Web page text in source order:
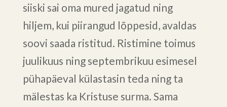
siiski sai oma mured jagatud ning
hiljem, kui piirangud lõppesid, avaldas
soovi saada ristitud. Ristimine toimus
juulikuus ning septembrikuu esimesel
pühapäeval külastasin teda ning ta
mälestas ka Kristuse surma. Sama